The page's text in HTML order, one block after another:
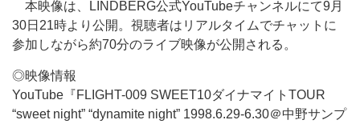
本映像は、LINDBERG公式YouTubeチャンネルにて9月
30日21時より公開。視聴者はリアルタイムでチャットに
参加しながら約70分のライブ映像が公開される。
◎映像情報
YouTube『FLIGHT-009 SWEET10ダイナマイトTOUR
“sweet night” “dynamite night” 1998.6.29-6.30＠中野サンプ